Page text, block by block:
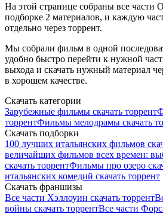
На этой странице собраны все части
подборке 2 материалов, и каждую
отдельно через торрент.
Мы собрали фильм в одной
удобно быстро перейти к нужной
выхода и скачать нужный материал
в хорошем качестве.
Скачать категории
Зарубежные фильмы скачать торрент
торрентФильмы мелодрамы скачать
Скачать подборки
100 лучших итальянских фильмов
величайших фильмов всех времен:
скачать торрентФильмы про озеро
итальянских комедий скачать торрент
Скачать франшизы
Все части Хэллоуин скачать торрент
войны скачать торрентВсе части